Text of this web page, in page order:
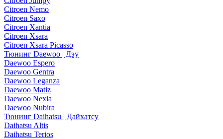
Citroen Nemo
Citroen Saxo
Citroen Xantia
Citroen Xsara
Citroen Xsara Picasso
Тюнинг Daewoo | Дэу
Daewoo Espero
Daewoo Gentra
Daewoo Leganza
Daewoo Matiz
Daewoo Nexia
Daewoo Nubira
Тюнинг Daihatsu | Дайхатсу
Daihatsu Altis
Daihatsu Terios